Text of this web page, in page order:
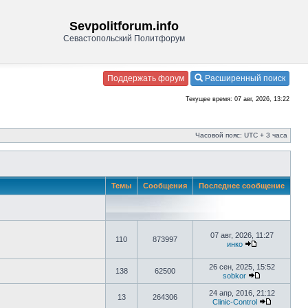
Sevpolitforum.info
Севастопольский Политфорум
Поддержать форум Расширенный поиск
Текущее время: 07 авг, 2026, 13:22
Часовой пояс: UTC + 3 часа
Темы Сообщения Последнее сообщение
110 873997
07 авг, 2026, 11:27
инко
138 62500
26 сен, 2025, 15:52
sobkor
13 264306
24 апр, 2016, 21:12
Clinic-Control